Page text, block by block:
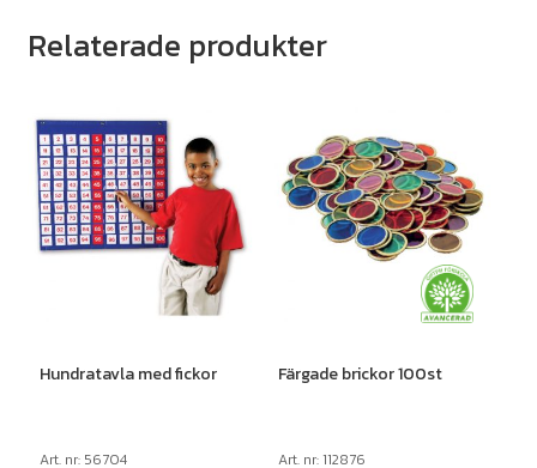
Relaterade produkter
Hundratavla med fickor
Art. nr: 56704
Färgade brickor 100st
Art. nr: 112876